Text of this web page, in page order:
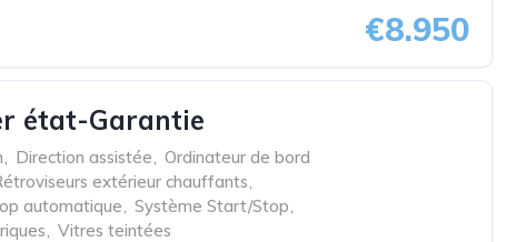
€8.950
état-Garantie
, Direction assistée, Ordinateur de bord
extérieur chauffants,
automatique, Système Start/Stop,
, Vitres teintées